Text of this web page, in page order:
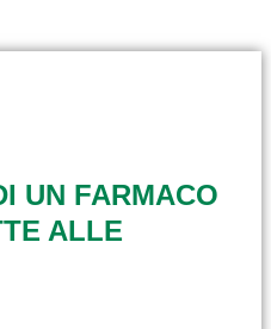
UN FARMACO
ALLE